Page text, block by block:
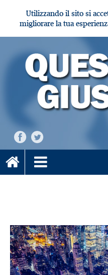
Utilizzando il sito si
migliorare la tua